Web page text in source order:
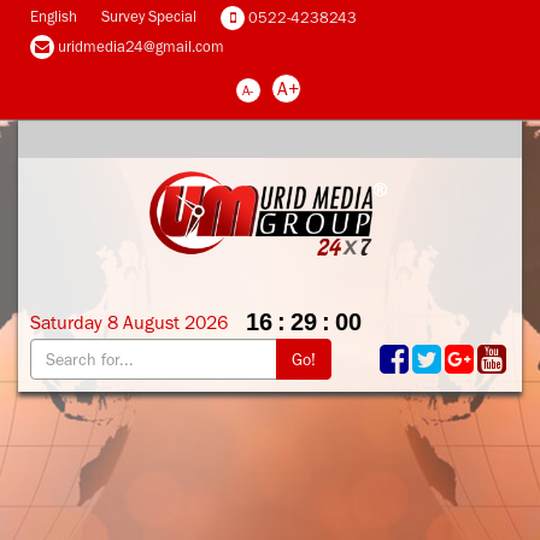
English Survey Special
0522-4238243
uridmedia24@gmail.com
A- A+
Saturday 8 August 2026 16 : 29 : 00
Go!